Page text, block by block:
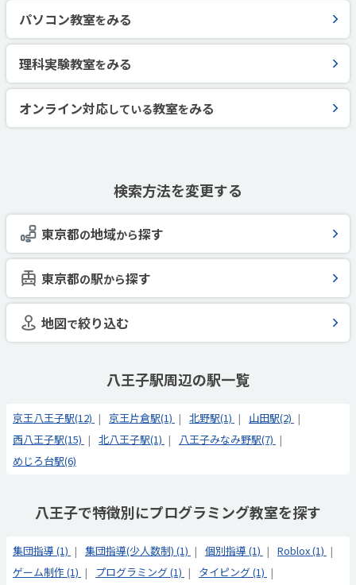
パソコン教室をみる
理科実験教室をみる
オンライン対応している教室をみる
検索方法を変更する
東京都の地域から探す
東京都の駅から探す
地図で絞り込む
八王子駅周辺の駅一覧
京王八王子駅(12) 京王片倉駅(1) 北野駅(1)
山田駅(2)
西八王子駅(15)
北八王子駅(1)
八王子みなみ野駅(7)
めじろ台駅(6)
八王子で特徴別にプログラミング教室を探す
集団指導 (1) 集団指導(少人数制) (1) 個別指導 (1)
Roblox (1)
ゲーム制作 (1)
プログラミング (1)
タイピング (1)